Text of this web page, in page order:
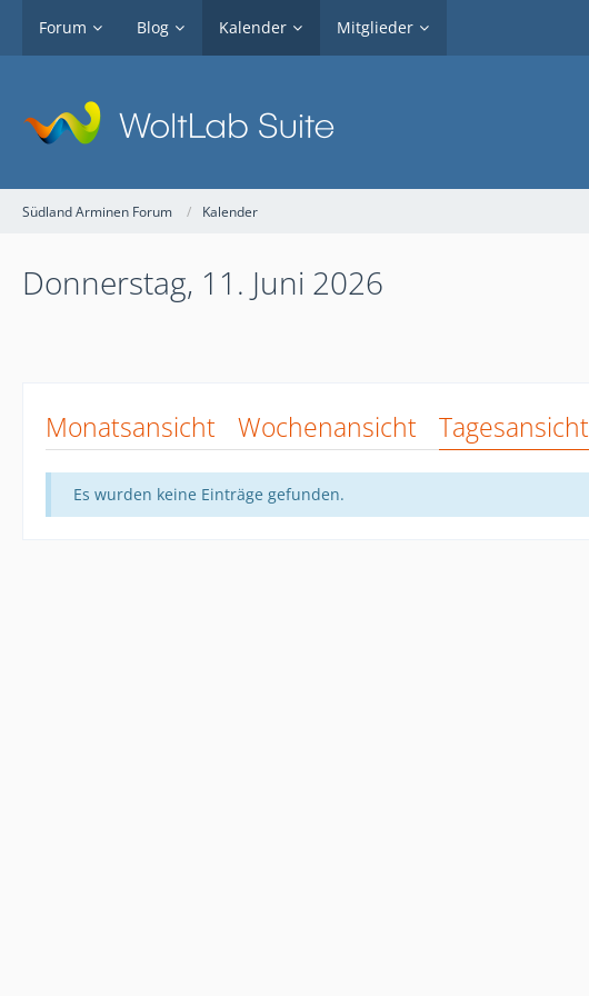
Forum Blog Kalender Mitglieder
Südland Arminen Forum Kalender
Donnerstag, 11. Juni 2026
Monatsansicht Wochenansicht Tagesansicht
Es wurden keine Einträge gefunden.